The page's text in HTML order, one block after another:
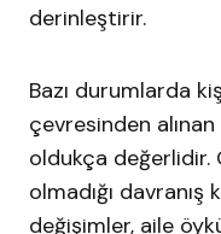
derinleştirir.
Bazı durumlarda
çevresinden
oldukça değerlidir.
olmadığı davranış
değişimler, aile